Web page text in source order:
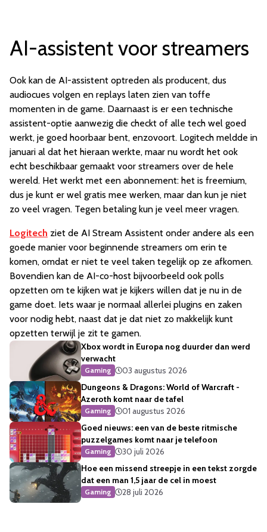
AI-assistent voor streamers
Ook kan de AI-assistent optreden als producent, dus
audiocues volgen en replays laten zien van toffe
momenten in de game. Daarnaast is er een technische
assistent-optie aanwezig die checkt of alle tech wel goed
werkt, je goed hoorbaar bent, enzovoort. Logitech meldde in
januari al dat het hieraan werkte, maar nu wordt het ook
echt beschikbaar gemaakt voor streamers over de hele
wereld. Het werkt met een abonnement: het is freemium,
dus je kunt er wel gratis mee werken, maar dan kun je niet
zo veel vragen. Tegen betaling kun je veel meer vragen.
Logitech ziet de AI Stream Assistent onder andere als een
goede manier voor beginnende streamers om erin te
komen, omdat er niet te veel taken tegelijk op ze afkomen.
Bovendien kan de AI-co-host bijvoorbeeld ook polls
opzetten om te kijken wat je kijkers willen dat je nu in de
game doet. Iets waar je normaal allerlei plugins en zaken
voor nodig hebt, naast dat je dat niet zo makkelijk kunt
opzetten terwijl je zit te gamen.
Xbox wordt in Europa nog duurder dan werd
verwacht
Gaming
03 augustus 2026
Dungeons & Dragons: World of Warcraft -
Azeroth komt naar de tafel
Gaming
01 augustus 2026
Goed nieuws: een van de beste ritmische
puzzelgames komt naar je telefoon
Gaming
30 juli 2026
Hoe een missend streepje in een tekst zorgde
dat een man 1,5 jaar de cel in moest
Gaming 28 juli 2026